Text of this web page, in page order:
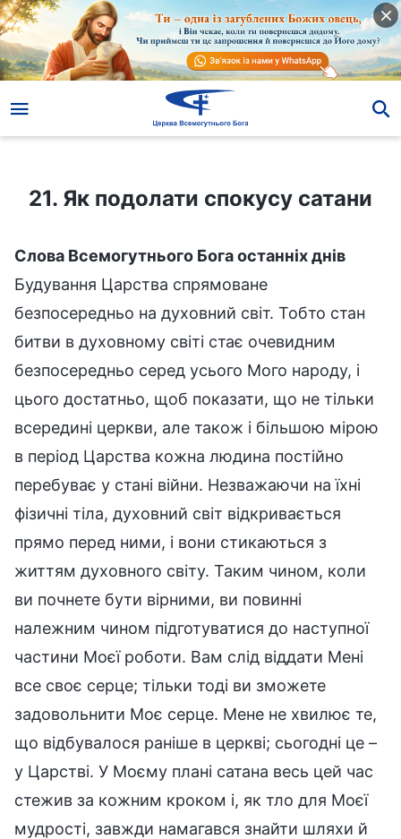
21. Як подолати спокусу сатани
21. Як подолати спокусу сатани
Слова Всемогутнього Бога останніх днів
Будування Царства спрямоване
безпосередньо на духовний світ. Тобто стан
битви в духовному світі стає очевидним
безпосередньо серед усього Мого народу, і
цього достатньо, щоб показати, що не тільки
всередині церкви, але також і більшою мірою
в період Царства кожна людина постійно
перебуває у стані війни. Незважаючи на їхні
фізичні тіла, духовний світ відкривається
прямо перед ними, і вони стикаються з
життям духовного світу. Таким чином, коли
ви почнете бути вірними, ви повинні
належним чином підготуватися до наступної
частини Моєї роботи. Вам слід віддати Мені
все своє серце; тільки тоді ви зможете
задовольнити Моє серце. Мене не хвилює те,
що відбувалося раніше в церкві; сьогодні це –
у Царстві. У Моєму плані сатана весь цей час
стежив за кожним кроком і, як тло для Моєї
мудрості, завжди намагався знайти шляхи й